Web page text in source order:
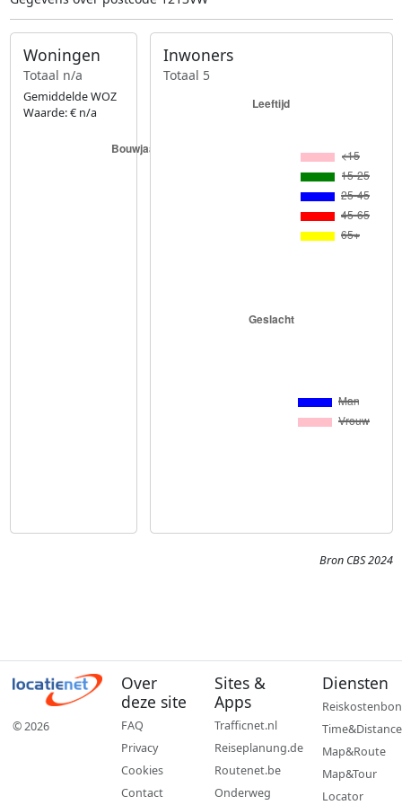
Woningen
Totaal n/a
Gemiddelde WOZ
Waarde: € n/a
Inwoners
Totaal 5
Bron CBS 2024
© 2026
Over
deze site
FAQ
Privacy
Cookies
Contact
Sites &
Apps
Trafficnet.nl
Reiseplanung.de
Routenet.be
Onderweg
Diensten
Reiskostenbon
Time&Distance
Map&Route
Map&Tour
Locator